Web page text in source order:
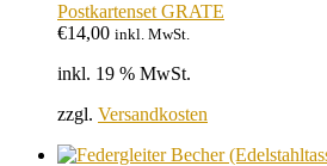
Postkartenset GRATE
€14,00 inkl. MwSt.
inkl. 19 % MwSt.
zzgl. Versandkosten